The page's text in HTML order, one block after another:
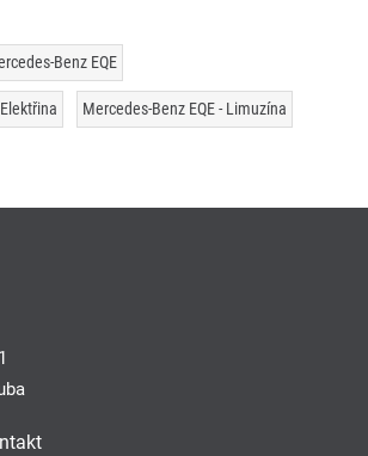
Benz EQE
Mercedes-Benz EQE - Limuzína